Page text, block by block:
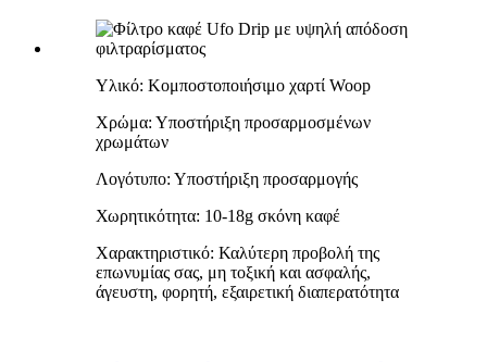
Υλικό: Κομποστοποιήσιμο χαρτί Woop
Χρώμα: Υποστήριξη προσαρμοσμένων
χρωμάτων
Λογότυπο: Υποστήριξη προσαρμογής
Χωρητικότητα: 10-18g σκόνη καφέ
Χαρακτηριστικό: Καλύτερη προβολή της
επωνυμίας σας, μη τοξική και ασφαλής,
άγευστη, φορητή, εξαιρετική διαπερατότητα